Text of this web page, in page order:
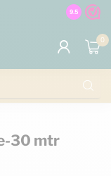
100% de
9.5
0
30 mtr